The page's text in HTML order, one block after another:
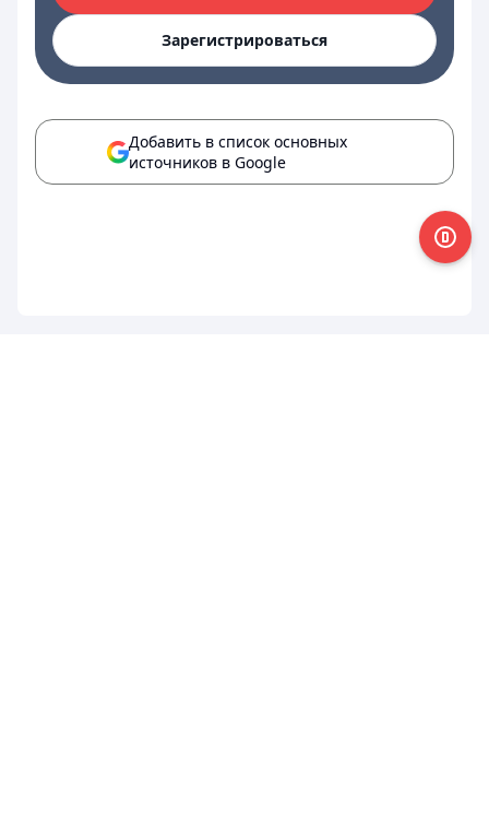
Зарегистрироваться
Добавить в список основных
источников в Google